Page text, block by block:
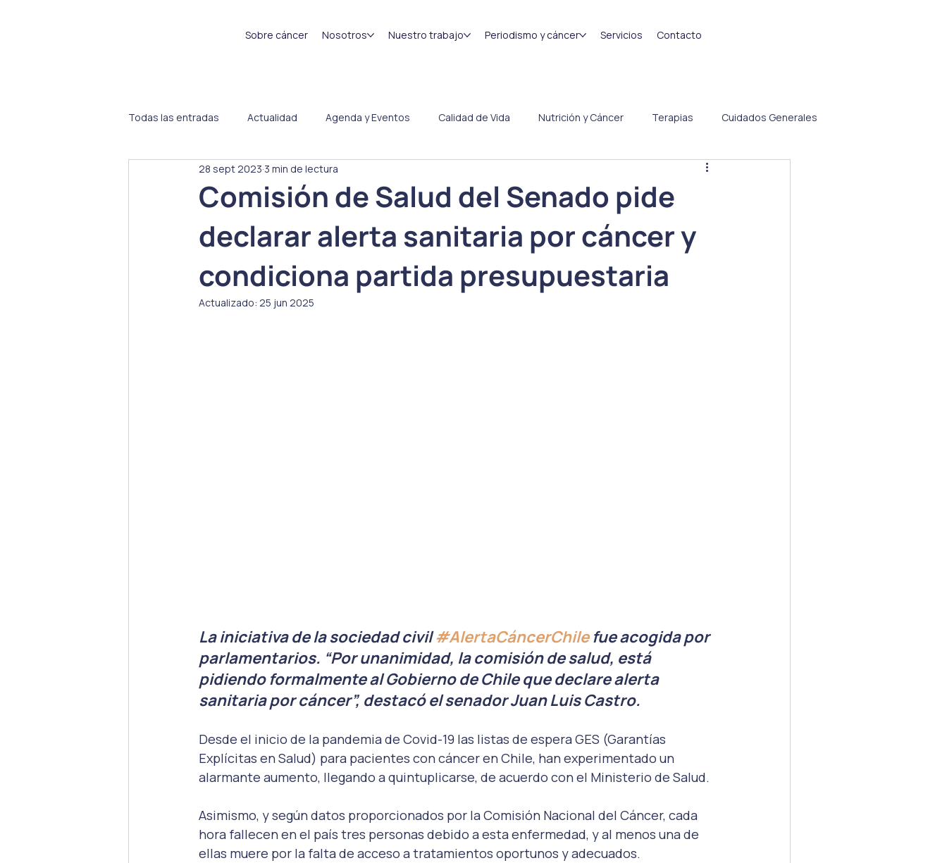
Sobre cáncer Nosotros Nuestro trabajo Periodismo y cáncer Servicios Contacto
Todas las entradas Actualidad Agenda y Eventos Calidad de Vida Nutrición y Cáncer Terapias Cuidados Generales
Sin categoría Proyectos Congresos
Comisión de Salud del Senado pide
declarar alerta sanitaria por cáncer y
condiciona partida presupuestaria
28 sept 2023 3 min de lectura
Actualizado: 25 jun 2025
La iniciativa de la sociedad civil #AlertaCáncerChile fue acogida por
parlamentarios. “Por unanimidad, la comisión de salud, está
pidiendo formalmente al Gobierno de Chile que declare alerta
sanitaria por cáncer”, destacó el senador Juan Luis Castro.
Desde el inicio de la pandemia de Covid-19 las listas de espera GES (Garantías
Explícitas en Salud) para pacientes con cáncer en Chile, han experimentado un
alarmante aumento, llegando a quintuplicarse, de acuerdo con el Ministerio de Salud.
Asimismo, y según datos proporcionados por la Comisión Nacional del Cáncer, cada
hora fallecen en el país tres personas debido a esta enfermedad, y al menos una de
ellas muere por la falta de acceso a tratamientos oportunos y adecuados.